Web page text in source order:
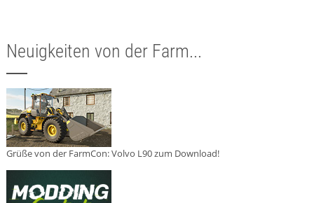
Neuigkeiten von der Farm...
Grüße von der FarmCon: Volvo L90 zum Download!